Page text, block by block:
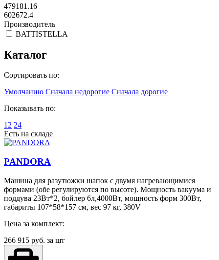
479181.16
602672.4
Производитель
BATTISTELLA
Каталог
Сортировать по:
Умолчанию Сначала недорогие Сначала дорогие
Показывать по:
12 24
Есть на складе
PANDORA
Машина для разутюжки шапок с двумя нагревающимися
формами (обе регулируются по высоте). Мощность вакуума и
поддува 23Вт*2, бойлер 6л,4000Вт, мощность форм 300Вт,
габариты 107*58*157 см, вес 97 кг, 380V
Цена за комплект:
266 915 руб. за шт